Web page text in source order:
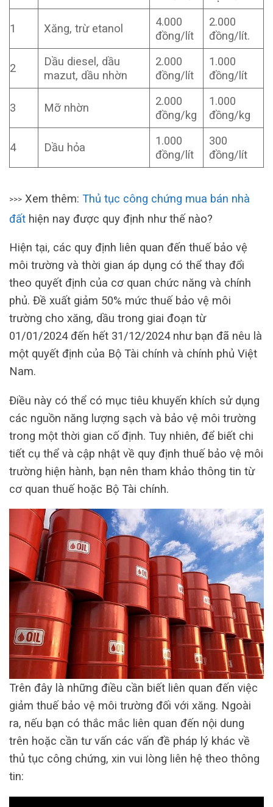
1 Xăng, trừ etanol
4.000
đồng/lít
2.000
đồng/lít.
2
Dầu diesel, dầu
mazut, dầu nhờn
2.000
đồng/lít
1.000
đồng/lít
3 Mỡ nhờn
2.000
đồng/kg
1.000
đồng/kg
4 Dầu hỏa
1.000
đồng/lít
300
đồng/lít
>>> Xem thêm: Thủ tục công chứng mua bán nhà
đất hiện nay được quy định như thế nào?
Hiện tại, các quy định liên quan đến thuế bảo vệ
môi trường và thời gian áp dụng có thể thay đổi
theo quyết định của cơ quan chức năng và chính
phủ. Đề xuất giảm 50% mức thuế bảo vệ môi
trường cho xăng, dầu trong giai đoạn từ
01/01/2024 đến hết 31/12/2024 như bạn đã nêu là
một quyết định của Bộ Tài chính và chính phủ Việt
Nam.
Điều này có thể có mục tiêu khuyến khích sử dụng
các nguồn năng lượng sạch và bảo vệ môi trường
trong một thời gian cố định. Tuy nhiên, để biết chi
tiết cụ thể và cập nhật về quy định thuế bảo vệ môi
trường hiện hành, bạn nên tham khảo thông tin từ
cơ quan thuế hoặc Bộ Tài chính.
Trên đây là những điều cần biết liên quan đến việc
giảm thuế bảo vệ môi trường đối với xăng. Ngoài
ra, nếu bạn có thắc mắc liên quan đến nội dung
trên hoặc cần tư vấn các vấn đề pháp lý khác về
thủ tục công chứng, xin vui lòng liên hệ theo thông
tin: